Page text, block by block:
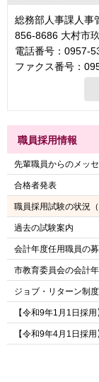
総務部人事課人事
856-8686 大村市
電話番号：0957-
ファクス番号：
職員採用情報
先輩職員からのメッ
合格者発表
職員採用試験の状況（
過去の試験案内
会計年度任用職員の
市教育委員会の会計
ジョブ・リターン制
【令和9年1月1日採
【令和9年4月1日採